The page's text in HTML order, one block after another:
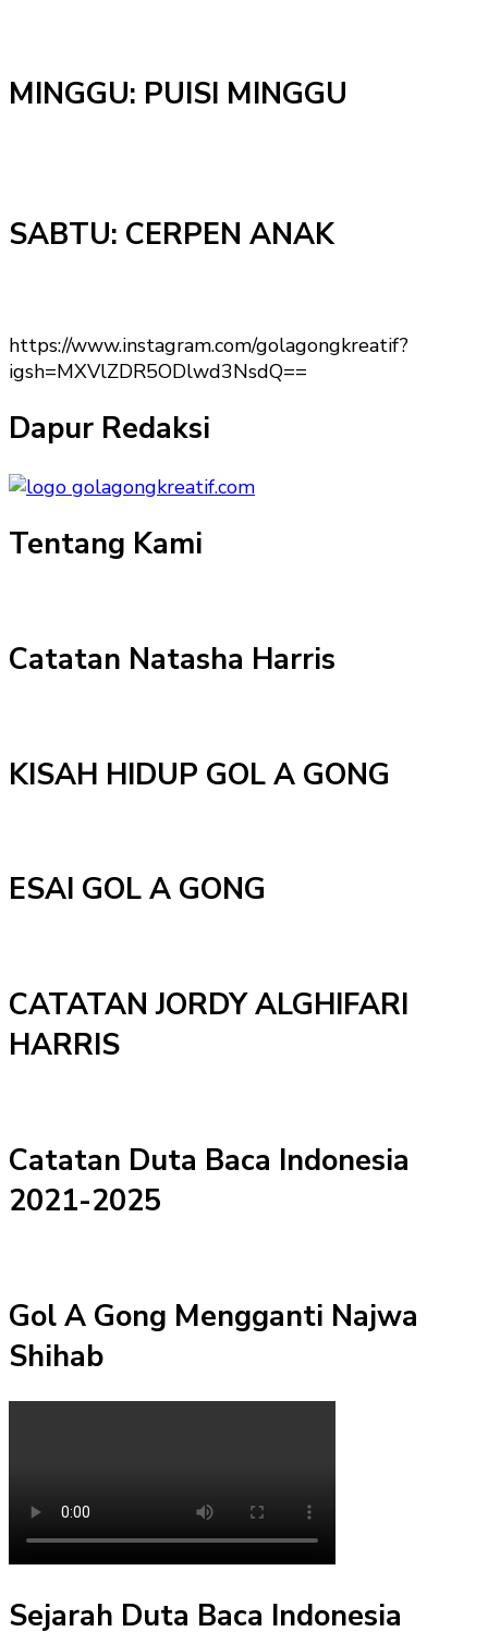
MINGGU: PUISI MINGGU
SABTU: CERPEN ANAK
https://www.instagram.com/golagongkreatif?
igsh=MXVlZDR5ODlwd3NsdQ==
Dapur Redaksi
Tentang Kami
Catatan Natasha Harris
KISAH HIDUP GOL A GONG
ESAI GOL A GONG
CATATAN JORDY ALGHIFARI
HARRIS
Catatan Duta Baca Indonesia
2021-2025
Gol A Gong Mengganti Najwa
Shihab
Sejarah Duta Baca Indonesia